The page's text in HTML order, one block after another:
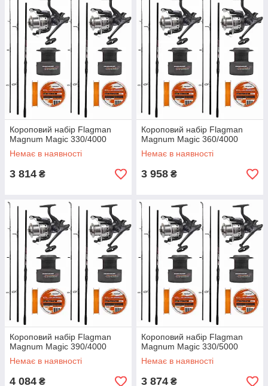
Короповий набір Flagman
Magnum Magic 330/4000
Немає в наявності
3 814 ₴
Короповий набір Flagman
Magnum Magic 360/4000
Немає в наявності
3 958 ₴
Короповий набір Flagman
Magnum Magic 390/4000
Немає в наявності
4 084 ₴
Короповий набір Flagman
Magnum Magic 330/5000
Немає в наявності
3 874 ₴